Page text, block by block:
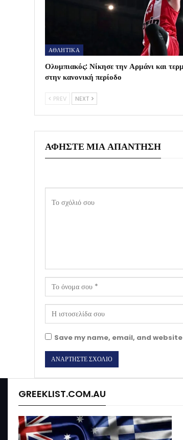
ΑΘΛΗΤΙΚΑ
Ολυμπιακός: Νίκησε την Αρμάνι και
στην κανονική περίοδο
PREV NEXT
ΑΦΉΣΤΕ ΜΙΑ ΑΠΆΝΤΗΣΗ
Save my name, email, and
GREEKLIST.COM.AU